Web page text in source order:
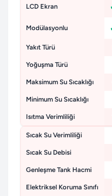
LCD Ekran
Modülasyonlu
Yakıt Türü
Yoğuşma Türü
Maksimum Su Sıcaklığı
Minimum Su Sıcaklığı
Isıtma Verimliliği
Sıcak Su Verimliliği
Sıcak Su Debisi
Genleşme Tank Hacmi
Elektriksel Koruma Sınıfı